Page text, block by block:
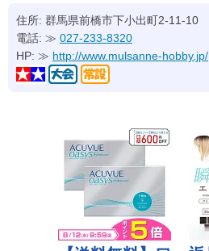
住所: 群馬県前橋市下小出町2-11-10
電話: ≫ 027-233-8320
HP: ≫ http://www.mulsanne-hobby.jp/